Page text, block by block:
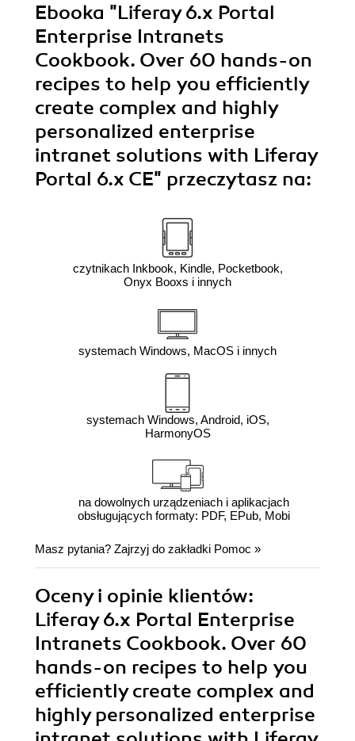
Ebooka "Liferay 6.x Portal
Enterprise Intranets
Cookbook. Over 60 hands-on
recipes to help you efficiently
create complex and highly
personalized enterprise
intranet solutions with Liferay
Portal 6.x CE" przeczytasz na:
czytnikach Inkbook, Kindle, Pocketbook,
Onyx Booxs i innych
systemach Windows, MacOS i innych
systemach Windows, Android, iOS,
HarmonyOS
na dowolnych urządzeniach i aplikacjach
obsługujących formaty: PDF, EPub, Mobi
Masz pytania? Zajrzyj do zakładki Pomoc »
Oceny i opinie klientów:
Liferay 6.x Portal Enterprise
Intranets Cookbook. Over 60
hands-on recipes to help you
efficiently create complex and
highly personalized enterprise